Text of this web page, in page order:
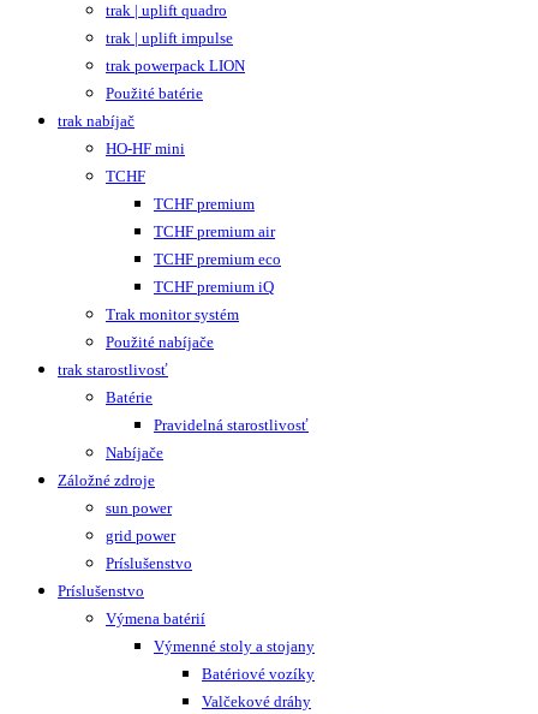
trak | uplift quadro
trak | uplift impulse
trak powerpack LION
Použité batérie
trak nabíjač
HO-HF mini
TCHF
TCHF premium
TCHF premium air
TCHF premium eco
TCHF premium iQ
Trak monitor systém
Použité nabíjače
trak starostlivosť
Batérie
Pravidelná starostlivosť
Nabíjače
Záložné zdroje
sun power
grid power
Príslušenstvo
Príslušenstvo
Výmena batérií
Výmenné stoly a stojany
Batériové vozíky
Valčekové dráhy